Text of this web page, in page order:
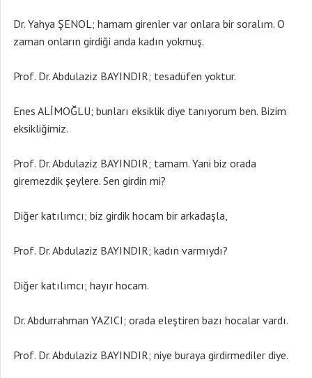
Dr. Yahya ŞENOL; hamam girenler var onlara bir soralım. O
zaman onların girdiği anda kadın yokmuş.
Prof. Dr. Abdulaziz BAYINDIR; tesadüfen yoktur.
Enes ALİMOĞLU; bunları eksiklik diye tanıyorum ben. Bizim
eksikliğimiz.
Prof. Dr. Abdulaziz BAYINDIR; tamam. Yani biz orada
giremezdik şeylere. Sen girdin mi?
Diğer katılımcı; biz girdik hocam bir arkadaşla,
Prof. Dr. Abdulaziz BAYINDIR; kadın varmıydı?
Diğer katılımcı; hayır hocam.
Dr. Abdurrahman YAZICI; orada eleştiren bazı hocalar vardı.
Prof. Dr. Abdulaziz BAYINDIR; niye buraya girdirmediler diye.